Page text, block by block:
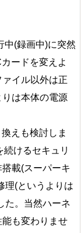
(録画中)に突然
ードを変えよ
イル以外は正
は本体の電源
えも検討しま
けるセキュリ
載(スーパーキ
理(というよりは
た。当然ハーネ
も変わりませ